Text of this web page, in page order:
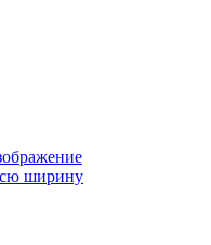
ширину